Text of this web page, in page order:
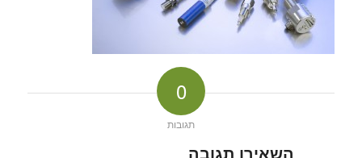
0
תגובות
השאירו תגובה